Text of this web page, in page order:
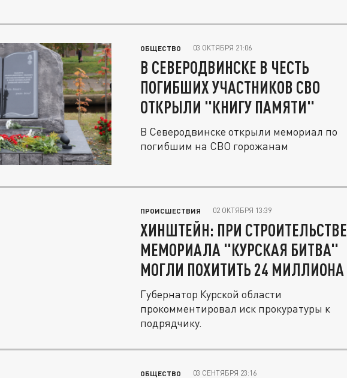
ОБЩЕСТВО 03 ОКТЯБРЯ 21:06
В СЕВЕРОДВИНСКЕ В ЧЕСТЬ
ПОГИБШИХ УЧАСТНИКОВ СВО
ОТКРЫЛИ "КНИГУ ПАМЯТИ"
В Северодвинске открыли мемориал по
погибшим на СВО горожанам
ПРОИСШЕСТВИЯ 02 ОКТЯБРЯ 13:39
ХИНШТЕЙН: ПРИ СТРОИТЕЛЬСТВЕ
МЕМОРИАЛА "КУРСКАЯ БИТВА"
МОГЛИ ПОХИТИТЬ 24 МИЛЛИОНА
Губернатор Курской области
прокомментировал иск прокуратуры к
подрядчику.
ОБЩЕСТВО 03 СЕНТЯБРЯ 23:16